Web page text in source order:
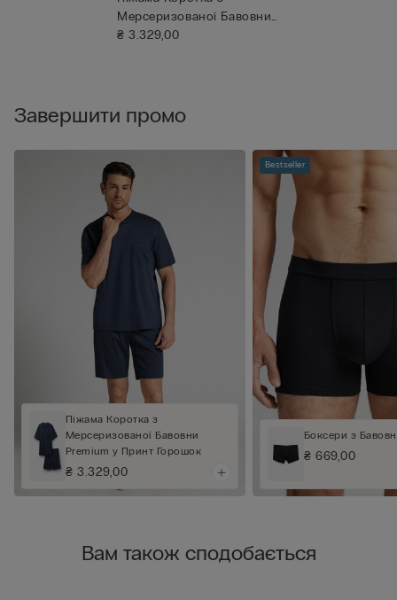
Мерсеризованої Бавовни
Premium у ...
₴ 3.329,00
Завершити промо
Піжама Коротка з
Мерсеризованої Бавовни
Premium у Принт Горошок
₴ 3.329,00
Bestseller
Боксери з
₴ 669,00
Вам також сподобається